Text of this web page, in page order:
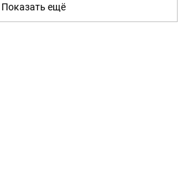
Показать ещё